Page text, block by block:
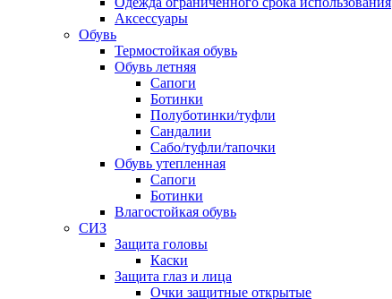
Аксессуары
Обувь
Термостойкая обувь
Обувь летняя
Сапоги
Ботинки
Полуботинки/туфли
Сандалии
Сабо/туфли/тапочки
Обувь утепленная
Сапоги
Ботинки
Влагостойкая обувь
СИЗ
Защита головы
Каски
Защита глаз и лица
Очки защитные открытые